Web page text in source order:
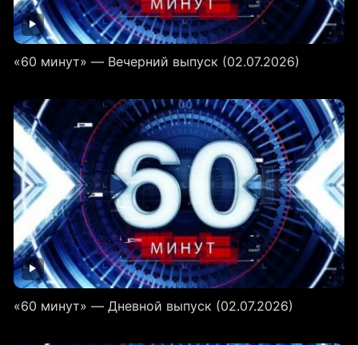
«60 минут» — Вечерний выпуск (02.07.2026)
«60 минут» — Дневной выпуск (02.07.2026)